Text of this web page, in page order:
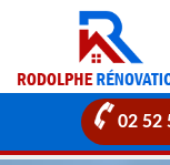
02 52